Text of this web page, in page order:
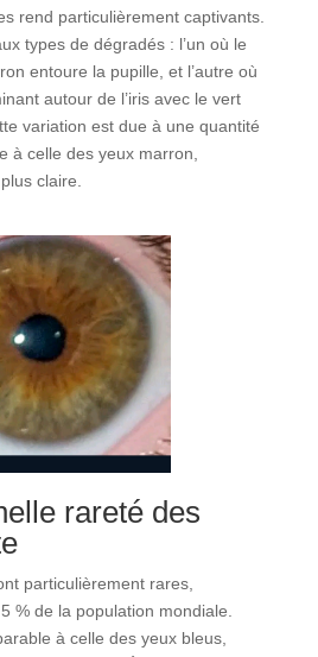
rend particulièrement captivants.
types de dégradés : l’un où le
entoure la pupille, et l’autre où
autour de l’iris avec le vert
variation est due à une quantité
à celle des yeux marron,
claire.
rareté des
particulièrement rares,
% de la population mondiale.
à celle des yeux bleus,